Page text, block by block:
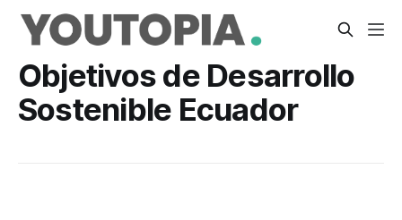
Objetivos de Desarrollo
Sostenible Ecuador